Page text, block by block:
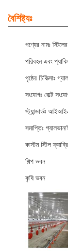
বৈশিষ্ট্যঃ
পণ্যের নামঃ
পরিবহন এবং
পৃষ্ঠের চিকিত্সাঃ
সংযোগঃ বোল্ট
স্ট্যান্ডার্ডঃ
সমাপ্তিঃ
কাস্টম স্টিল
শিল্প ভবন
কৃষি ভবন